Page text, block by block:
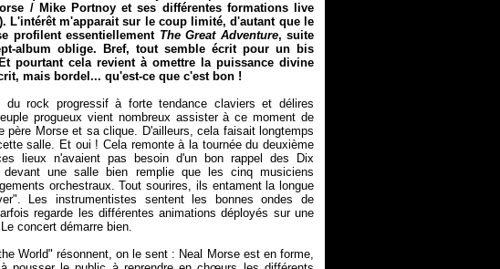
/ Mike Portnoy et ses différentes formations live
L'intérêt m'apparait sur le coup limité, d'autant que le
profilent essentiellement The Great Adventure, suite
album oblige. Bref, tout semble écrit pour un bis
pourtant cela revient à omettre la puissance divine
mais bordel... qu'est-ce que c'est bon !
rock progressif à forte tendance claviers et délires
progueux vient nombreux assister à ce moment de
Morse et sa clique. D'ailleurs, cela faisait longtemps
salle. Et oui ! Cela remonte à la tournée du deuxième
lieux n'avaient pas besoin d'un bon rappel des Dix
une salle bien remplie que les cinq musiciens
orchestraux. Tout sourires, ils entament la longue
Les instrumentistes sentent les bonnes ondes de
regarde les différentes animations déployés sur une
concert démarre bien.
World" résonnent, on le sent : Neal Morse est en forme,